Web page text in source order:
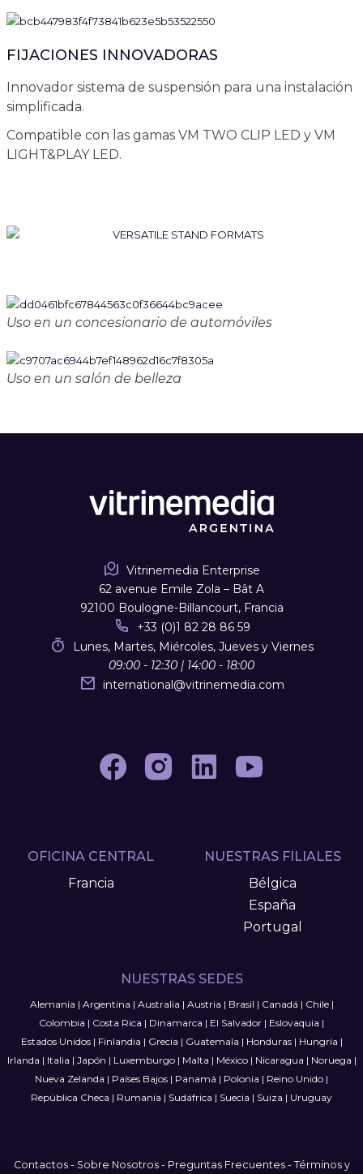
FIJACIONES INNOVADORAS
Innovador sistema de suspensión para una instalación
simplificada.
Compatible con las gamas VM TWO CLIP LED y VM
LIGHT&PLAY LED.
Uso en un concesionario de automóviles
Uso en un salón de belleza
Vitrinemedia Enterprise
62 avenue Emile Zola – Bât A
92100 Boulogne-Billancourt, Francia
+33 (0)1 82 28 86 59
Lunes, Martes, Miércoles, Jueves y Viernes
09:00 - 12:30 | 14:00 - 18:00
international@vitrinemedia.com
OFICINA CENTRAL
Francia
NUESTRAS FILIALES
Bélgica
España
Portugal
NUESTRAS SEDES
Alemania | Argentina | Australia | Austria | Brasil | Canadá | Chile|
Colombia | Costa Rica | Dinamarca | El Salvador | Eslovaquia |
Estados Unidos| Finlandia | Grecia | Guatemala | Honduras| Hungría |
Irlanda | Italia | Japón | Luxemburgo| Malta | México| Nicaragua | Noruega |
Nueva Zelanda | Países Bajos | Panamá | Polonia | Reino Unido |
República Checa | Rumanía | Sudáfrica | Suecia | Suiza | Uruguay
Contactos- Sobre Nosotros- Preguntas Frecuentes- Términos y